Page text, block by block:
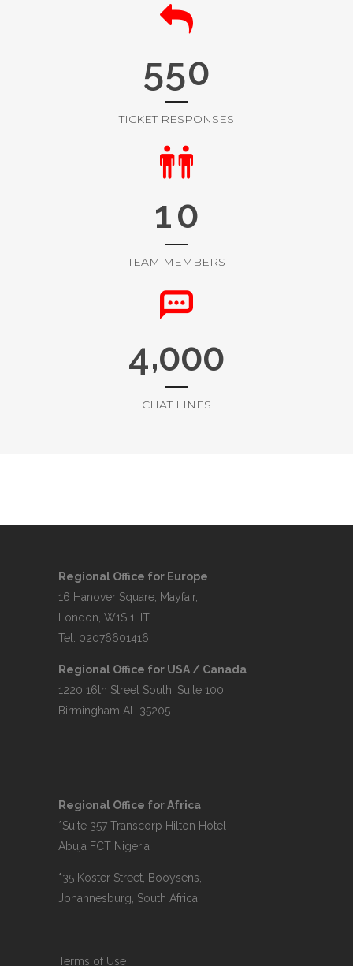
550
TICKET RESPONSES
10
TEAM MEMBERS
4,000
CHAT LINES
Regional Office for Europe
16 Hanover Square, Mayfair,
London, W1S 1HT
Tel: 02076601416
Regional Office for USA / Canada
1220 16th Street South, Suite 100,
Birmingham AL 35205
Regional Office for Africa
*Suite 357 Transcorp Hilton Hotel
Abuja FCT Nigeria
*35 Koster Street, Booysens,
Johannesburg, South Africa
Terms of Use